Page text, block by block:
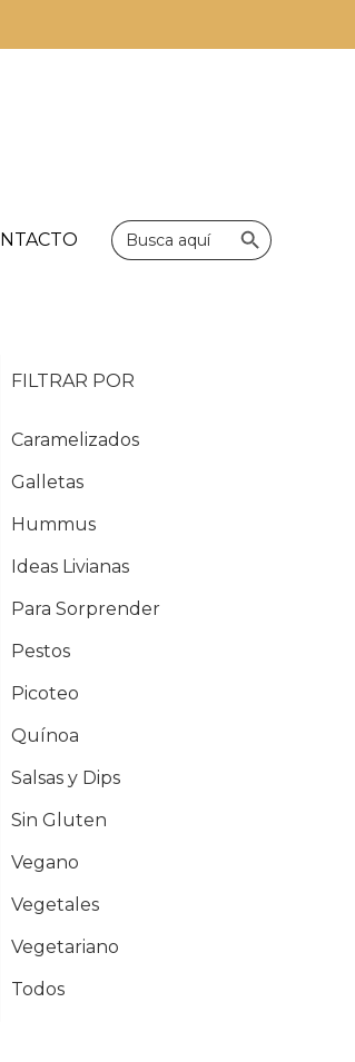
Buscar: Botón de
FILTRAR POR
Caramelizados
Galletas
Hummus
Ideas Livianas
Para Sorprender
Pestos
Picoteo
Quínoa
Salsas y Dips
Sin Gluten
Vegano
Vegetales
Vegetariano
Todos